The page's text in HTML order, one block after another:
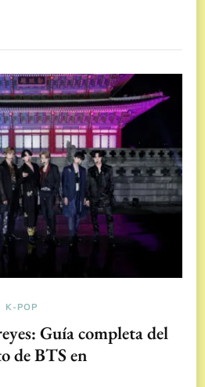
K-POP
Guía completa del
de BTS en